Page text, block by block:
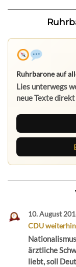
Ruhrbarone auf
Lies unterwegs
neue Texte
10. August
CDU
ärztliche
liebt, soll